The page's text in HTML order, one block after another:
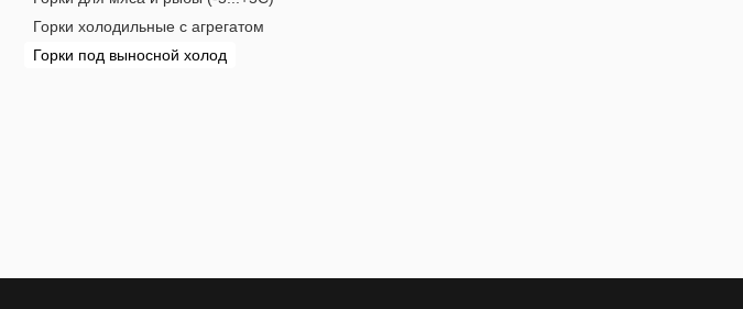
Горки холодильные с агрегатом
Горки под выносной холод